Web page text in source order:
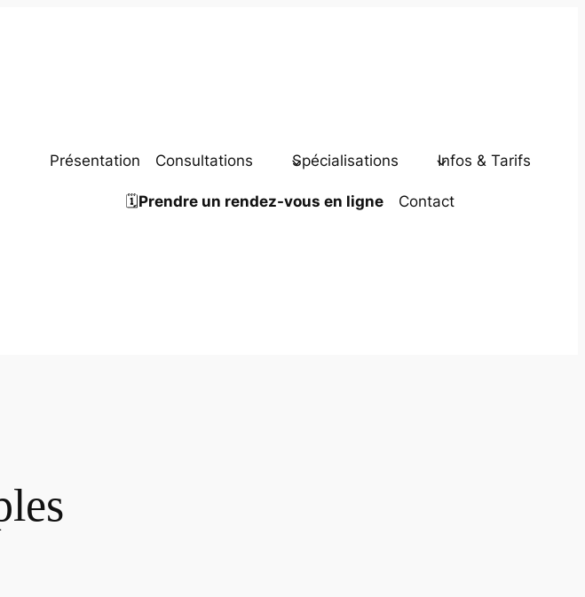
Présentation Consultations Spécialisations Infos & Tarifs
🗓Prendre un rendez-vous en ligne Contact